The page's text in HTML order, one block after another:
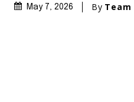
May 7, 2026 By